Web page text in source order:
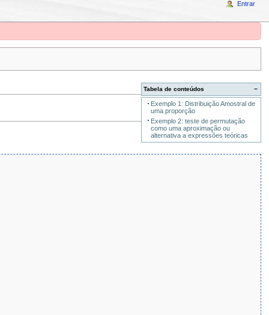
−
Tabela de conteúdos
Exemplo 1: Distribuição Amostral de
uma proporção
Exemplo 2: teste de permutação
como uma aproximação ou
alternativa a expressões teóricas
Entrar